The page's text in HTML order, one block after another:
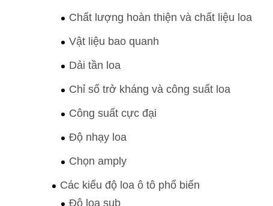
Chất lượng hoàn thiện và chất liệu loa
Vật liệu bao quanh
Dải tần loa
Chỉ số trở kháng và công suất loa
Công suất cực đại
Độ nhạy loa
Chọn amply
Các kiểu độ loa ô tô phổ biến
Độ loa sub